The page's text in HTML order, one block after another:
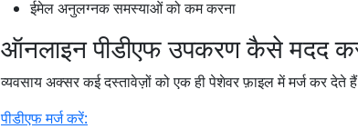
ईमेल अनुलग्नक समस्याओं को कम करना
ऑनलाइन पीडीएफ उपकरण कैसे मदद
व्यवसाय अक्सर कई दस्तावेज़ों को एक ही पेशेवर फ़ाइल में मर्ज कर देते
पीडीएफ मर्ज करें: